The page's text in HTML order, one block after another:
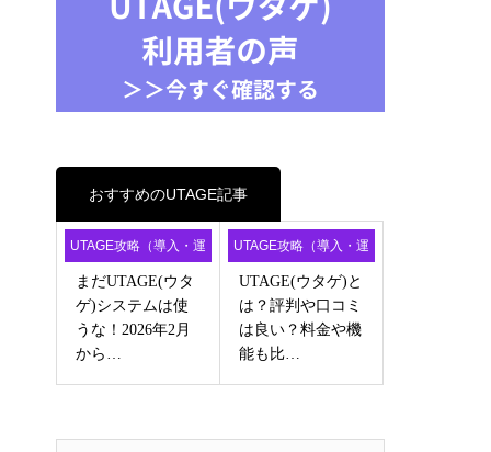
おすすめのUTAGE記事
UTAGE攻略（導入・運
用・アフィ）
まだUTAGE(ウタ
ゲ)システムは使
うな！2026年2月
から…
UTAGE攻略（導入・運
用・アフィ）
UTAGE(ウタゲ)と
は？評判や口コミ
は良い？料金や機
能も比…